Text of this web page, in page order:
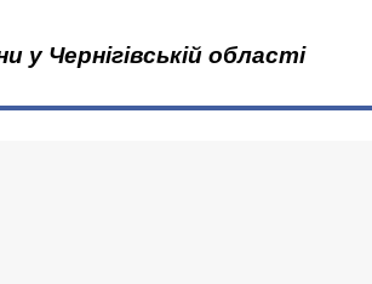
у Чернігівській області